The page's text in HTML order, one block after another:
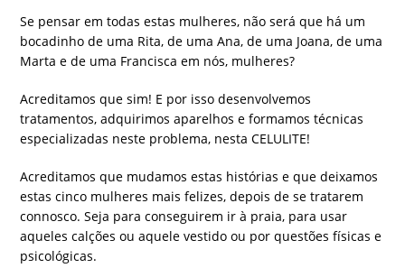
Se pensar em todas estas mulheres, não será que há um
bocadinho de uma Rita, de uma Ana, de uma Joana, de uma
Marta e de uma Francisca em nós, mulheres?
Acreditamos que sim! E por isso desenvolvemos
tratamentos, adquirimos aparelhos e formamos técnicas
especializadas neste problema, nesta CELULITE!
Acreditamos que mudamos estas histórias e que deixamos
estas cinco mulheres mais felizes, depois de se tratarem
connosco. Seja para conseguirem ir à praia, para usar
aqueles calções ou aquele vestido ou por questões físicas e
psicológicas.